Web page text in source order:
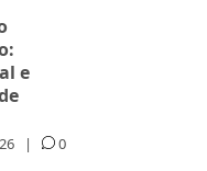
e
|
0